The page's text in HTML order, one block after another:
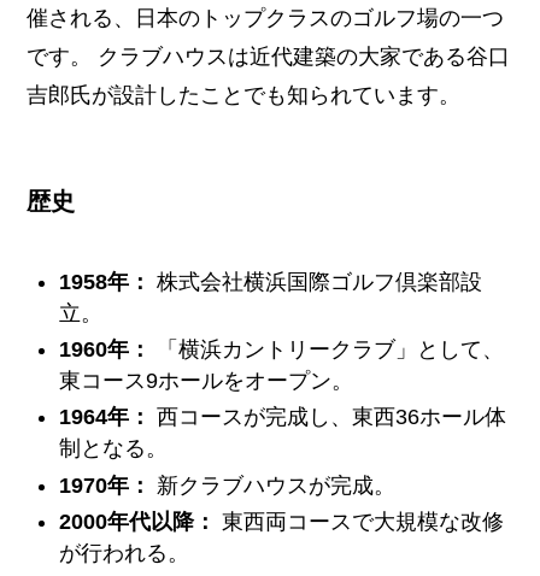
催される、日本のトップクラスのゴルフ場の一つ
です。 クラブハウスは近代建築の大家である谷口
吉郎氏が設計したことでも知られています。
歴史
1958年： 株式会社横浜国際ゴルフ倶楽部設
立。
1960年：
「横浜カントリークラブ」として、
東コース9ホールをオープン。
1964年： 西コースが完成し、東西36ホール体
制となる。
1970年：
新クラブハウスが完成。
2000年代以降： 東西両コースで大規模な改修
が行われる。